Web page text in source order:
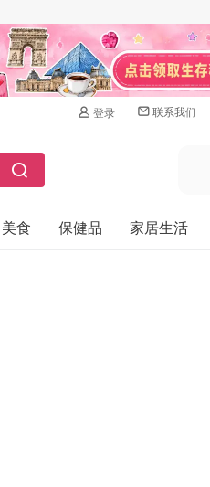
登录 联系我们
美食 保健品 家居生活